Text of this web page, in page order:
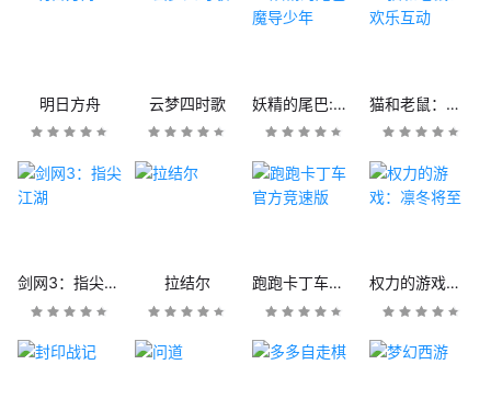
明日方舟 云梦四时歌 妖精的尾巴:魔导少年 猫和老鼠：欢乐互动
剑网3：指尖江湖 拉结尔 跑跑卡丁车官方竞速版 权力的游戏：凛冬将至